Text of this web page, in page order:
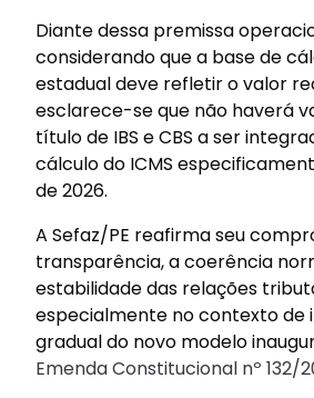
Diante dessa premissa
considerando que a base de
estadual deve refletir o valor
esclarece-se que não haverá
título de IBS e CBS a ser
cálculo do ICMS
de 2026.
A Sefaz/PE reafirma seu
transparência, a coerência
estabilidade das relações
especialmente no contexto de
gradual do novo modelo
Emenda Constitucional nº 132/